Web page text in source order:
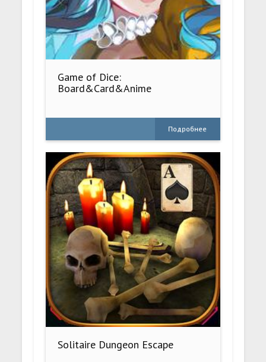
Game of Dice:
Board&Card&Anime
Подробнее
Solitaire Dungeon Escape